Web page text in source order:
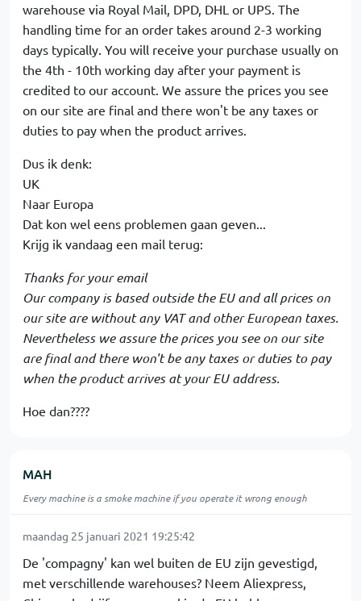
warehouse via Royal Mail, DPD, DHL or UPS. The
handling time for an order takes around 2-3 working
days typically. You will receive your purchase usually on
the 4th - 10th working day after your payment is
credited to our account. We assure the prices you see
on our site are final and there won't be any taxes or
duties to pay when the product arrives.
Dus ik denk:
UK
Naar Europa
Dat kon wel eens problemen gaan geven...
Krijg ik vandaag een mail terug:
Thanks for your email
Our company is based outside the EU and all prices on
our site are without any VAT and other European taxes.
Nevertheless we assure the prices you see on our site
are final and there won't be any taxes or duties to pay
when the product arrives at your EU address.
Hoe dan????
MAH
Every machine is a smoke machine if you operate it wrong enough
maandag 25 januari 2021 19:25:42
De 'compagny' kan wel buiten de EU zijn gevestigd,
met verschillende warehouses? Neem Aliexpress,